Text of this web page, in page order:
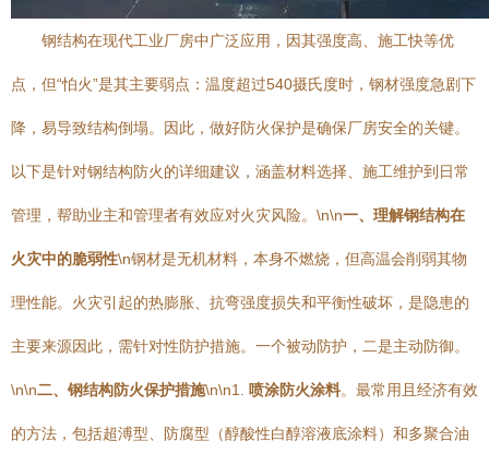
钢结构在现代工业厂房中广泛应用，因其强度高、施工快等优
点，但“怕火”是其主要弱点：温度超过540摄氏度时，钢材强度急剧下
降，易导致结构倒塌。因此，做好防火保护是确保厂房安全的关键。
以下是针对钢结构防火的详细建议，涵盖材料选择、施工维护到日常
管理，帮助业主和管理者有效应对火灾风险。\n\n一、理解钢结构在
火灾中的脆弱性\n钢材是无机材料，本身不燃烧，但高温会削弱其物
理性能。火灾引起的热膨胀、抗弯强度损失和平衡性破坏，是隐患的
主要来源因此，需针对性防护措施。一个被动防护，二是主动防御。
\n\n二、钢结构防火保护措施\n\n1. 喷涂防火涂料。最常用且经济有效
的方法，包括超溥型、防腐型（醇酸性白醇溶液底涂料）和多聚合油